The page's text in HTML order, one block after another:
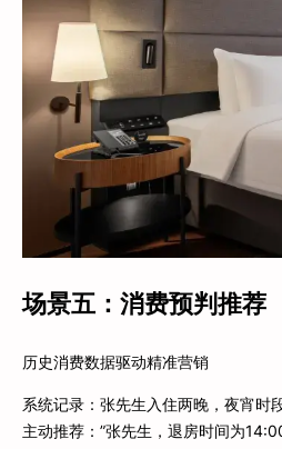
场景五：消费预判推荐
历史消费数据驱动精准营销
系统记录：张先生入住两晚，夜宵
主动推荐：”张先生，退房时间为